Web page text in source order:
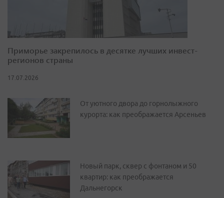
Приморье закрепилось в десятке лучших инвест-
регионов страны
17.07.2026
От уютного двора до горнолыжного
курорта: как преображается Арсеньев
Новый парк, сквер с фонтаном и 50
квартир: как преображается
Дальнегорск